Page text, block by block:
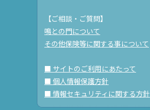
【ご相談・ご質問】
鳴との門について
その他保険等に関する事について
■ サイトのご利用にあたって
■ 個人情報保護方針
■ 情報セキュリティに関する方針